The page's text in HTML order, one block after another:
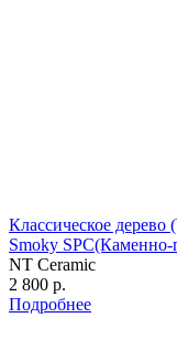
Классическое дерево
Smoky
NT Ceramic
2 800 р.
Подробнее